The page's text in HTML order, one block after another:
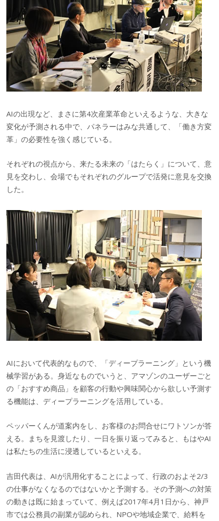
AIの出現など、まさに第4次産業革命といえるような、大きな
変化が予測される中で、パネラーはみな共通して、「働き方変
革」の必要性を強く感じている。
それぞれの視点から、来たる未来の「はたらく」について、意
見を交わし、会場でもそれぞれのグループで活発に意見を交換
した。
AIにおいて代表的なもので、「ディープラーニング」という機
械学習がある。身近なものでいうと、アマゾンのユーザーごと
の「おすすめ商品」を顧客の行動や興味関心から欲しい予測す
る機能は、ディープラーニングを活用している。
ペッパーくんが道案内をし、お客様のお問合せにワトソンが答
える。まちを見渡したり、一日を振り返ってみると、もはやAI
は私たちの生活に浸透しているといえる。
吉田代表は、AIが汎用化することによって、行政のおよそ2/3
の仕事がなくなるのではないかと予測する。その予測への対策
の動きは既に始まっていて、例えば2017年4月1日から、神戸
市では公務員の副業が認められ、NPOや地域企業で、給料を